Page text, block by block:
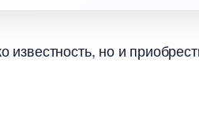
известность, но и